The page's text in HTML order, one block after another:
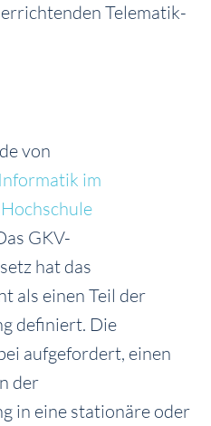
Telematik-
von
im
GKV-
hat das
als einen Teil der
definiert. Die
aufgefordert, einen
der
in eine stationäre oder